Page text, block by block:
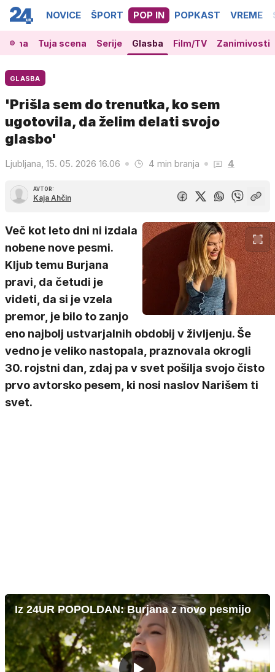
NOVICE ŠPORT POP IN POPKAST VREME
Tuja scena Serije Glasba Film/TV Zanimivosti
GLASBA
'Prišla sem do trenutka, ko sem
ugotovila, da želim delati svojo
glasbo'
Ljubljana, 15. 05. 2026 16.06 4 min branja 4
AVTOR:
Kaja Ahčin
Več kot leto dni ni izdala
nobene nove pesmi.
Kljub temu Burjana
pravi, da četudi je
videti, da si je vzela
premor, je bilo to zanjo
eno najbolj ustvarjalnih obdobij v življenju. Še
vedno je veliko nastopala, praznovala okrogli
30. rojstni dan, zdaj pa v svet pošilja svojo čisto
prvo avtorsko pesem, ki nosi naslov Narišem ti
svet.
Iz 24UR POPOLDAN: Burjana z novo pesmijo